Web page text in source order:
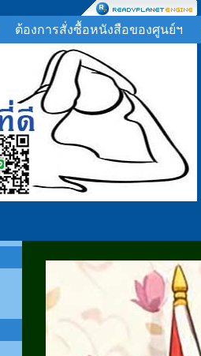
ต้องการสั่งซื้อหนังสือของศูนย์ฯ